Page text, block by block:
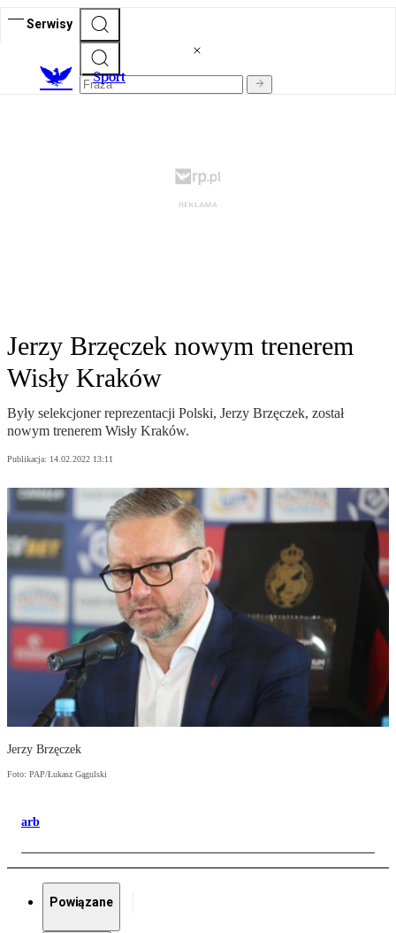
Serwisy
Sport
Jerzy Brzęczek nowym trenerem
Wisły Kraków
Były selekcjoner reprezentacji Polski, Jerzy Brzęczek, został
nowym trenerem Wisły Kraków.
Publikacja: 14.02.2022 13:11
Jerzy Brzęczek
Foto: PAP/Łukasz Gągulski
arb
Powiązane